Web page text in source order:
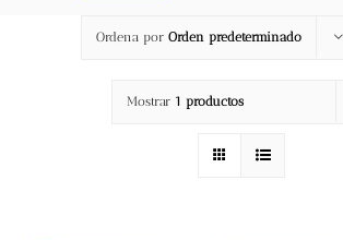
Inicio
About
Tienda
Ordena por Orden predeterminado
Mostrar 1 productos